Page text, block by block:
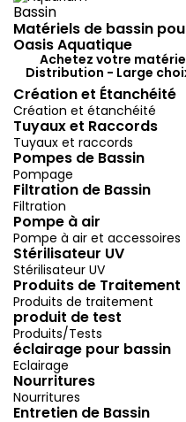
Bassin
Matériels de bassin
Oasis Aquatique
Achetez votre
Distribution - Large
Création et Étanchéité
Création et étanchéité
Tuyaux et Raccords
Tuyaux et raccords
Pompes de Bassin
Pompage
Filtration de Bassin
Filtration
Pompe à air
Pompe à air et accessoires
Stérilisateur UV
Stérilisateur UV
Produits de Traitement
Produits de traitement
produit de test
Produits/Tests
éclairage pour bassin
Eclairage
Nourritures
Nourritures
Entretien de Bassin